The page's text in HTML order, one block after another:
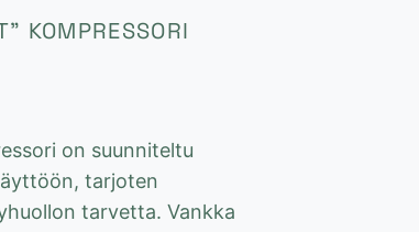
KOMPRESSORI
on suunniteltu
tarjoten
tarvetta. Vankka